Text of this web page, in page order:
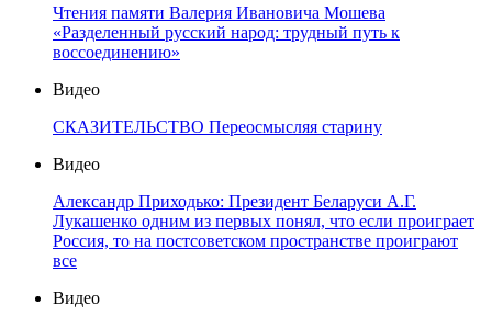
Чтения памяти Валерия Ивановича Мошева
«Разделенный русский народ: трудный путь к
воссоединению»
Видео
СКАЗИТЕЛЬСТВО Переосмысляя старину
Видео
Александр Приходько: Президент Беларуси А.Г.
Лукашенко одним из первых понял, что если проиграет
Россия, то на постсоветском пространстве проиграют
все
Видео